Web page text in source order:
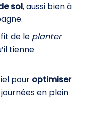
sol, aussi bien à
de le planter
tienne
pour optimiser
en plein